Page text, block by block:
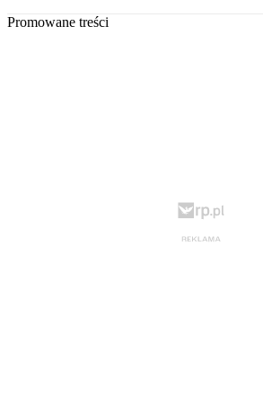
Promowane treści